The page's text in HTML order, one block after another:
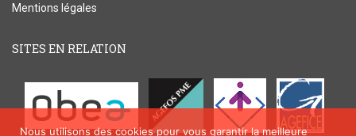
Mentions légales
SITES EN RELATION
Nous utilisons des cookies pour vous garantir la meilleure